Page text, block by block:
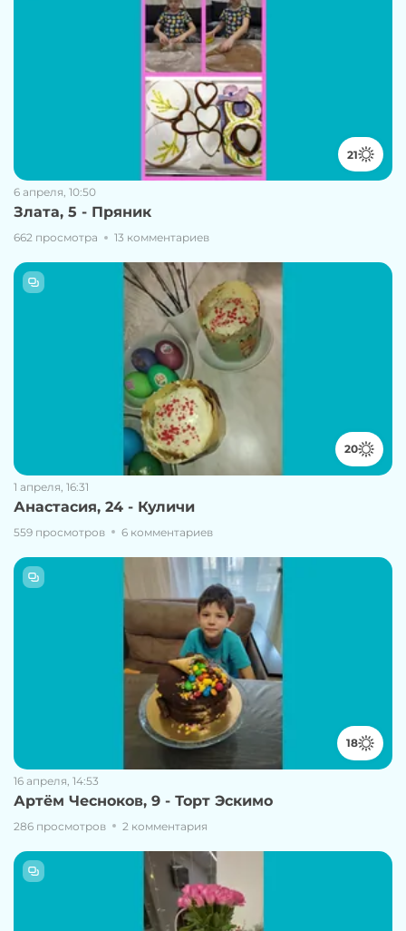
21
6 апреля, 10:50
Злата, 5 - Пряник
662 просмотра 13 комментариев
20
1 апреля, 16:31
Анастасия, 24 - Куличи
559 просмотров 6 комментариев
18
16 апреля, 14:53
Артём Чесноков, 9 - Торт Эскимо
286 просмотров 2 комментария